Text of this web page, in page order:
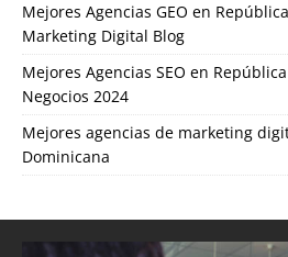
Mejores Agencias GEO en
Marketing Digital Blog
Mejores Agencias SEO en
Negocios 2024
Mejores agencias de marketing
Dominicana